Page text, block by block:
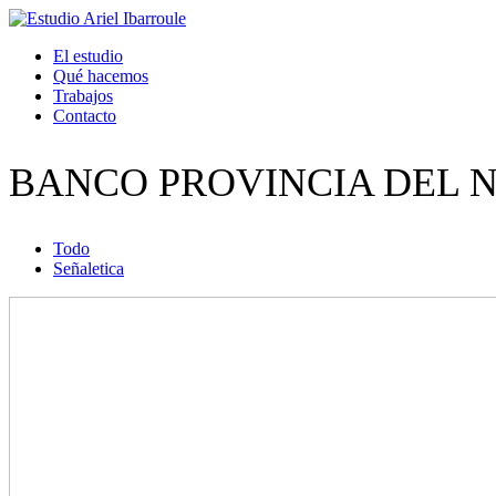
El estudio
Qué hacemos
Trabajos
Contacto
BANCO PROVINCIA DEL
Todo
Señaletica